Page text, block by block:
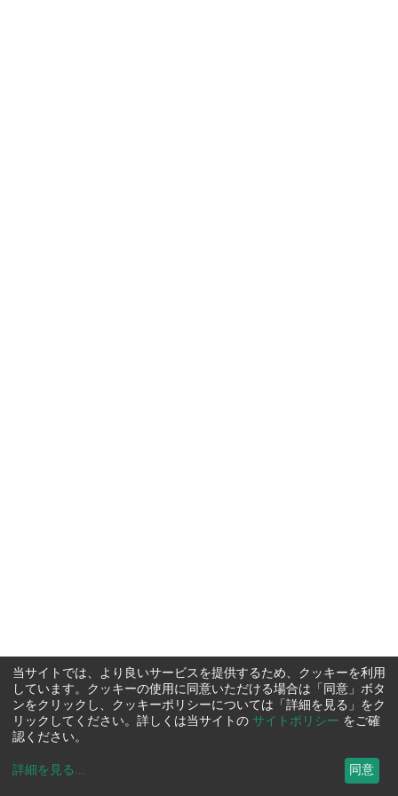
当サイトでは、より良いサービスを提供するため、クッキーを利用
しています。クッキーの使用に同意いただける場合は「同意」ボタ
ンをクリックし、クッキーポリシーについては「詳細を見る」をク
リックしてください。詳しくは当サイトの サイトポリシー をご確
認ください。
詳細を見る ... 同意